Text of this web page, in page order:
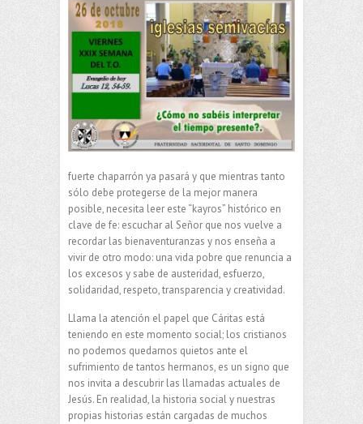
fuerte chaparrón ya pasará y que mientras tanto
sólo debe protegerse de la mejor manera
posible, necesita leer este “kayros” histórico en
clave de fe: escuchar al Señor que nos vuelve a
recordar las bienaventuranzas y nos enseña a
vivir de otro modo: una vida pobre que renuncia a
los excesos y sabe de austeridad, esfuerzo,
solidaridad, respeto, transparencia y creatividad.
Llama la atención el papel que Cáritas está
teniendo en este momento social; los cristianos
no podemos quedarnos quietos ante el
sufrimiento de tantos hermanos, es un signo que
nos invita a descubrir las llamadas actuales de
Jesús. En realidad, la historia social y nuestras
propias historias están cargadas de muchos